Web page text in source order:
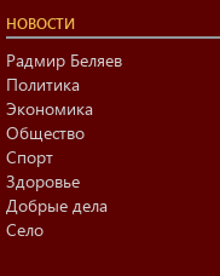
НОВОСТИ
Радмир Беляев
Политика
Экономика
Общество
Спорт
Здоровье
Добрые дела
Село